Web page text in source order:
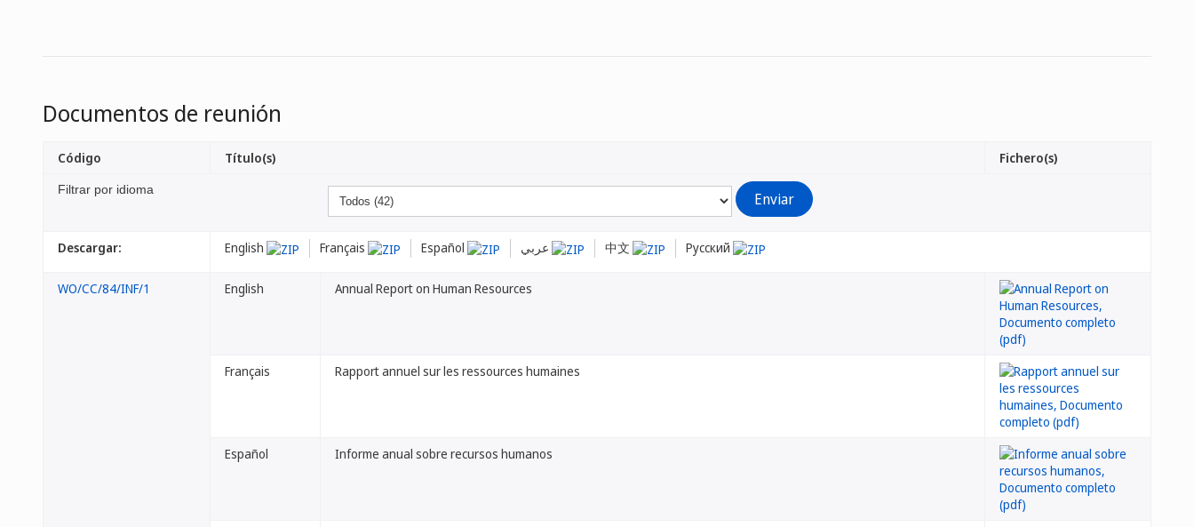
Documentos de reunión
Filtrar por idioma
Descargar: English Français Español 中文 Русский
Código Título(s) Fichero(s)
WO/CC/84/INF/1 English Annual Report on Human Resources
Français Rapport annuel sur les ressources humaines
Español Informe anual sobre recursos humanos